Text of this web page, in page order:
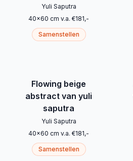
Yuli Saputra
40x60 cm v.a. €181,-
Samenstellen
Flowing beige
abstract van yuli
saputra
Yuli Saputra
40x60 cm v.a. €181,-
Samenstellen